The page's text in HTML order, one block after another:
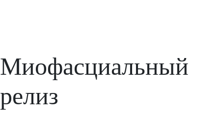
Миофасциальный
релиз